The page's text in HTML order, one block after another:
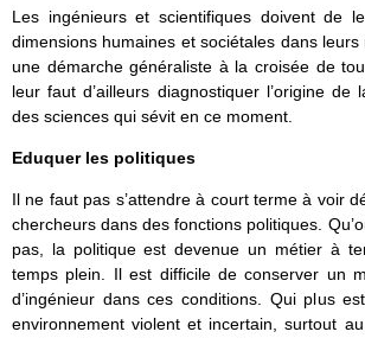
Les ingénieurs et scientifiques doivent de
dimensions humaines et sociétales dans
une démarche généraliste à la croisée de
leur faut d’ailleurs diagnostiquer l’origine
des sciences qui sévit en ce moment.
Eduquer les politiques
Il ne faut pas s’attendre à court terme à voir
chercheurs dans des fonctions politiques.
pas, la politique est devenue un métier à
temps plein. Il est difficile de conserver un
d’ingénieur dans ces conditions. Qui plus
environnement violent et incertain, surtout